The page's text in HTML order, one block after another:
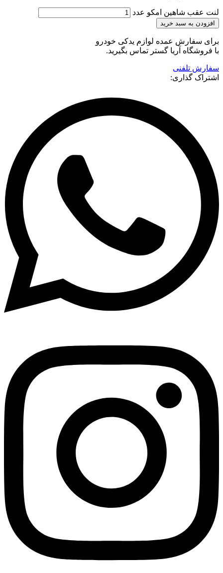
لنت عقب شاهین امکو عدد
افزودن به سبد خرید
برای سفارش عمده لوازم یدکی خودرو
با فروشگاه آریا گستر تماس بگیرید.
سفارش تلفنی
اشتراک گذاری: